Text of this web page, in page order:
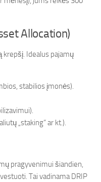
Allocation)
krepšį. Idealus pajamų
stabilios įmonės).
„staking“ ar kt.).
pragyvenimui šiandien,
Tai vadinama DRIP